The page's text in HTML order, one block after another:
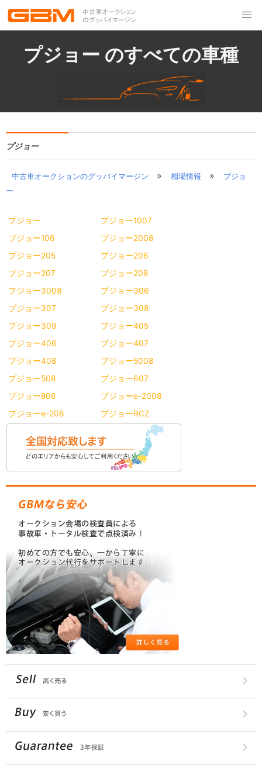
プジョー のすべての車種
プジョー
中古車オークションのグッバイマージン » 相場情報 »
プジョ
ー
プジョー
プジョー1007
プジョー106
プジョー2008
プジョー205
プジョー206
プジョー207
プジョー208
プジョー3008
プジョー306
プジョー307
プジョー308
プジョー309
プジョー405
プジョー406
プジョー407
プジョー408
プジョー5008
プジョー508
プジョー607
プジョー806
プジョーe-2008
プジョーe-208
プジョーRCZ